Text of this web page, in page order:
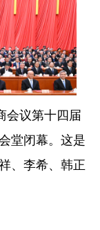
议第十四届
堂闭幕。这是
、李希、韩正